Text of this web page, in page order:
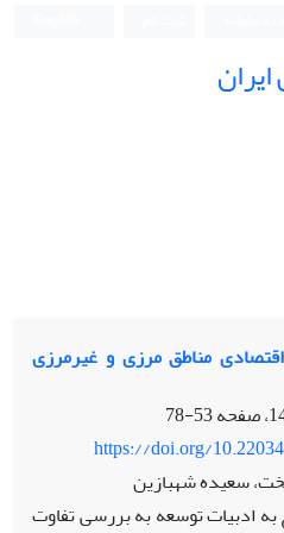
مناطق مرزی و غیرمرزی
53-78
https://doi.org/
سعیده شهبازین
به ادبیات توسعه به بررسی تفاوت‌